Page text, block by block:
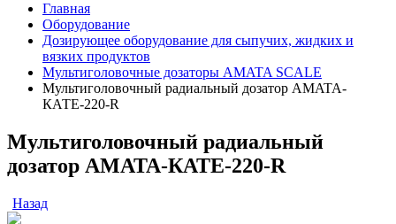
Главная
Оборудование
Дозирующее оборудование для сыпучих, жидких и
вязких продуктов
Мультиголовочные дозаторы AMATA SCALE
Мультиголовочный радиальный дозатор AMATA-
КАТЕ-220-R
Мультиголовочный радиальный
дозатор AMATA-КАТЕ-220-R
Назад